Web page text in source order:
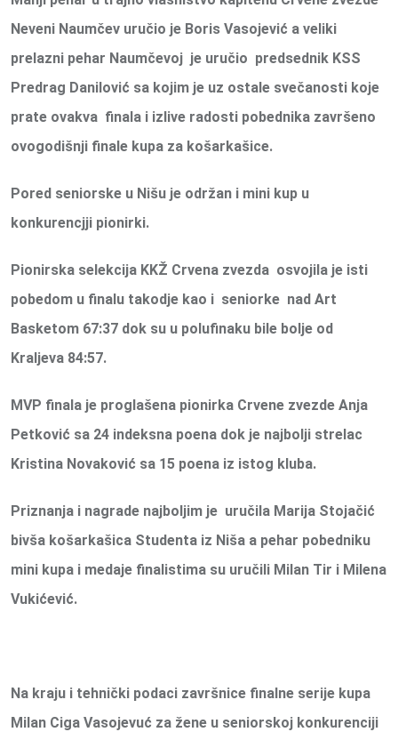
Neveni Naumčev uručio je Boris Vasojević a veliki
prelazni pehar Naumčevoj je uručio predsednik KSS
Predrag Danilović sa kojim je uz ostale svečanosti koje
prate ovakva finala i izlive radosti pobednika završeno
ovogodišnji finale kupa za košarkašice.
Pored seniorske u Nišu je održan i mini kup u
konkurencjji pionirki.
Pionirska selekcija KKŽ Crvena zvezda osvojila je isti
pobedom u finalu takodje kao i seniorke nad Art
Basketom 67:37 dok su u polufinaku bile bolje od
Kraljeva 84:57.
MVP finala je proglašena pionirka Crvene zvezde Anja
Petković sa 24 indeksna poena dok je najbolji strelac
Kristina Novaković sa 15 poena iz istog kluba.
Priznanja i nagrade najboljim je uručila Marija Stojačić
bivša košarkašica Studenta iz Niša a pehar pobedniku
mini kupa i medaje finalistima su uručili Milan Tir i Milena
Vukićević.
Na kraju i tehnički podaci završnice finalne serije kupa
Milan Ciga Vasojevuć za žene u seniorskoj konkurenciji